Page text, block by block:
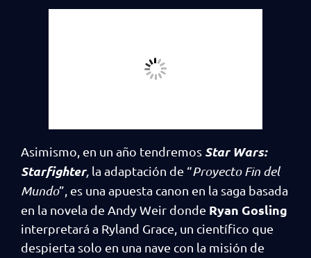
Asimismo, en un año tendremos Star Wars:
Starfighter, la adaptación de “Proyecto Fin del
Mundo”, es una apuesta canon en la saga basada
en la novela de Andy Weir donde Ryan Gosling
interpretará a Ryland Grace, un científico que
despierta solo en una nave con la misión de